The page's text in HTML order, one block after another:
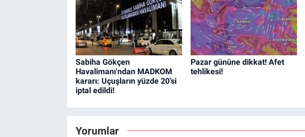
Sabiha Gökçen
Havalimanı'ndan MADKOM
kararı: Uçuşların yüzde 20’si
iptal edildi!
Pazar gününe dikkat! Afet
tehlikesi!
Yorumlar